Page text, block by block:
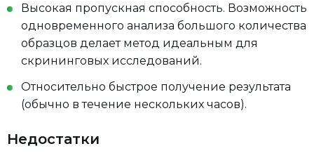
Высокая пропускная способность. Возможность
одновременного анализа большого количества
образцов делает метод идеальным для
скрининговых исследований.
Относительно быстрое получение результата
(обычно в течение нескольких часов).
Недостатки